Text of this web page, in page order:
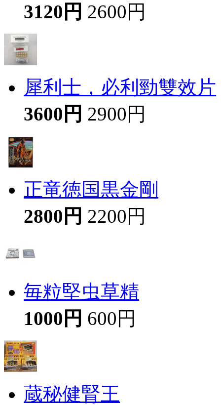
3120円 2600円
犀利士，必利勁雙效片
3600円 2900円
正竜徳国黒金剛
2800円 2200円
毎粒堅虫草精
1000円 600円
蔵秘健腎王